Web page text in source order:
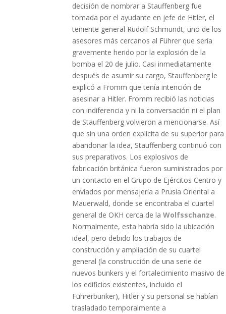
decisión de nombrar a Stauffenberg fue
tomada por el ayudante en jefe de Hitler, el
teniente general Rudolf Schmundt, uno de los
asesores más cercanos al Führer que sería
gravemente herido por la explosión de la
bomba el 20 de julio. Casi inmediatamente
después de asumir su cargo, Stauffenberg le
explicó a Fromm que tenía intención de
asesinar a Hitler. Fromm recibió las noticias
con indiferencia y ni la conversación ni el plan
de Stauffenberg volvieron a mencionarse. Así
que sin una orden explícita de su superior para
abandonar la idea, Stauffenberg continuó con
sus preparativos. Los explosivos de
fabricación británica fueron suministrados por
un contacto en el Grupo de Ejércitos Centro y
enviados por mensajería a Prusia Oriental a
Mauerwald, donde se encontraba el cuartel
general de OKH cerca de laWolfsschanze.
Normalmente, esta habría sido la ubicación
ideal, pero debido los trabajos de
construcción y ampliación de su cuartel
general (la construcción de una serie de
nuevos bunkers y el fortalecimiento masivo de
los edificios existentes, incluido el
Führerbunker), Hitler y su personal se habían
trasladado temporalmente a